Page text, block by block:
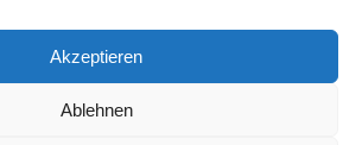
Akzeptieren
Ablehnen
So tickt Björn!